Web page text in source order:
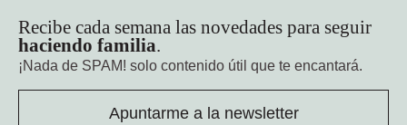
Recibe cada semana las novedades para seguir
haciendo familia.
¡Nada de SPAM! solo contenido útil que te encantará.
Apuntarme a la newsletter